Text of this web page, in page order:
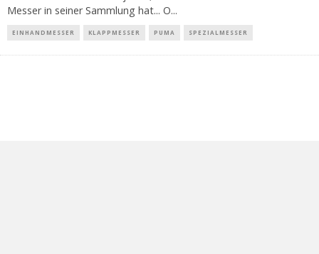
Messer in seiner Sammlung hat... O...
EINHANDMESSER KLAPPMESSER PUMA SPEZIALMESSER